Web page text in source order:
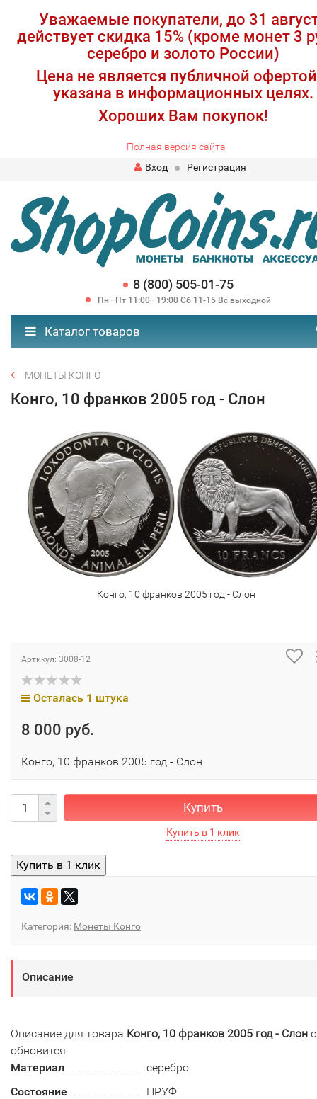
Уважаемые покупатели, до 31
действует скидка 15% (кроме монет 3
серебро и золото России)
Цена не является публичной
указана в информационных целях.
Хороших Вам покупок!
Полная версия сайта
Вход
Регистрация
8 (800) 505-01-75
Пн—Пт 11:00—19:00 Сб 11-15 Вс выходной
Каталог товаров
МОНЕТЫ КОНГО
Конго, 10 франков 2005 год - Слон
Конго, 10 франков 2005 год - Слон
Артикул: 3008-12
Осталась 1 штука
8 000 руб.
Конго, 10 франков 2005 год - Слон
Купить
Категория: Монеты Конго
Описание
Описание для товара Конго, 10 франков 2005 год - Слон
обновится
Материал
серебро
Состояние
ПРУФ